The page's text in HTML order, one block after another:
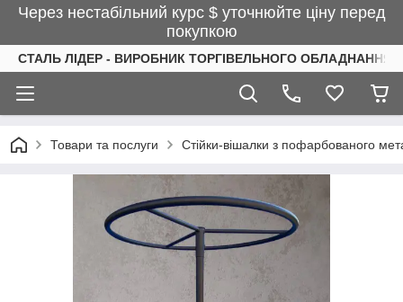
Через нестабільний курс $ уточнюйте ціну перед
покупкою
СТАЛЬ ЛІДЕР - ВИРОБНИК ТОРГІВЕЛЬНОГО ОБЛАДНАННЯ
Товари та послуги Стійки-вішалки з пофарбованого